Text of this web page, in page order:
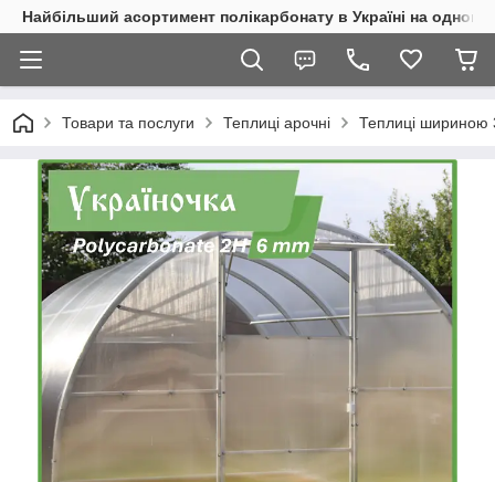
Найбільший асортимент полікарбонату в Україні на одному
Товари та послуги Теплиці арочні Теплиці шириною